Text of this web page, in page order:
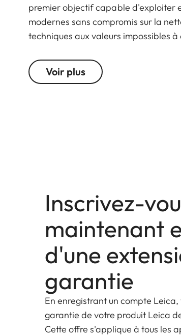
premier objectif capable d'exploiter
modernes sans compromis sur la
techniques aux valeurs impossibles
Voir plus
Inscrivez-
maintenant
d'une
garantie
En enregistrant un compte
garantie de votre produit Leica
Cette offre s'applique à tous les